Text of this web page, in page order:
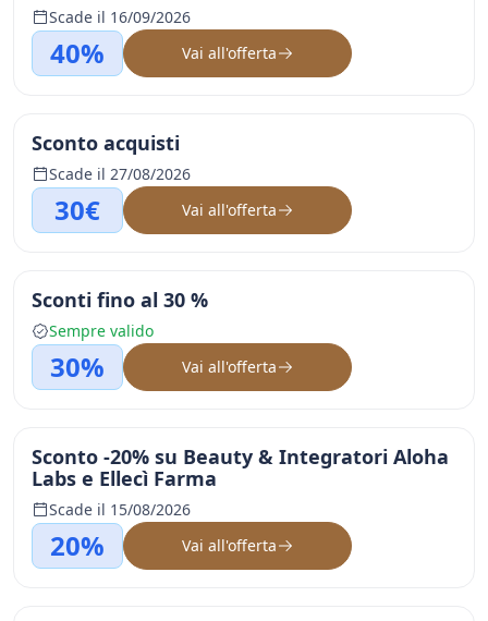
Scade il 16/09/2026
40% Vai all'offerta
Sconto acquisti
Scade il 27/08/2026
30€ Vai all'offerta
Sconti fino al 30 %
Sempre valido
30% Vai all'offerta
Sconto -20% su Beauty & Integratori Aloha
Labs e Ellecì Farma
Scade il 15/08/2026
20% Vai all'offerta